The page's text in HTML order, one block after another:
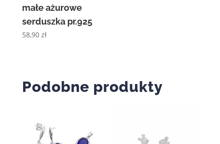
małe ażurowe
serduszka pr.925
58,90 zł
Podobne produkty